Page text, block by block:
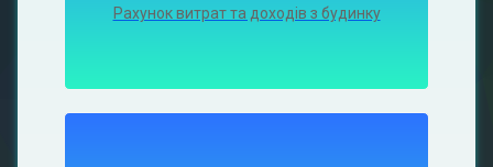
Рахунок витрат та доходів з будинку